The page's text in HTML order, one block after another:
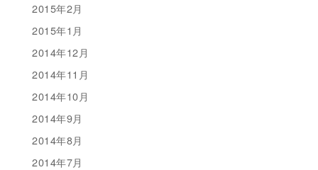
2015年2月
2015年1月
2014年12月
2014年11月
2014年10月
2014年9月
2014年8月
2014年7月